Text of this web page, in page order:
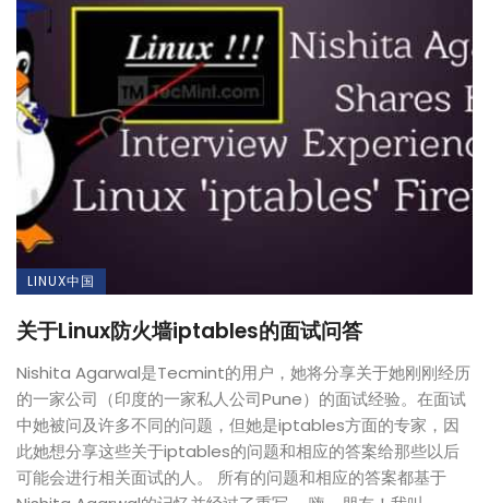
LINUX中国
关于Linux防火墙iptables的面试问答
Nishita Agarwal是Tecmint的用户，她将分享关于她刚刚经历
的一家公司（印度的一家私人公司Pune）的面试经验。在面试
中她被问及许多不同的问题，但她是iptables方面的专家，因
此她想分享这些关于iptables的问题和相应的答案给那些以后
可能会进行相关面试的人。 所有的问题和相应的答案都基于